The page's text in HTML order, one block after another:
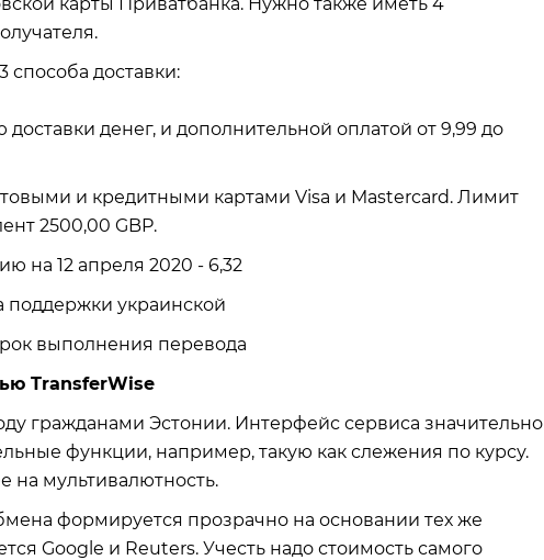
способа доставки:
денег, и дополнительной оплатой от 9,99 до
и кредитными картами Visa и Mastercard. Лимит
2500,00 GBP.
на 12 апреля 2020 - 6,32
украинской
выполнения перевода
TransferWise
гражданами Эстонии. Интерфейс сервиса значительно
функции, например, такую ​​как слежения по курсу.
на мультивалютность.
формируется прозрачно на основании тех же
Google и Reuters. Учесть надо стоимость самого